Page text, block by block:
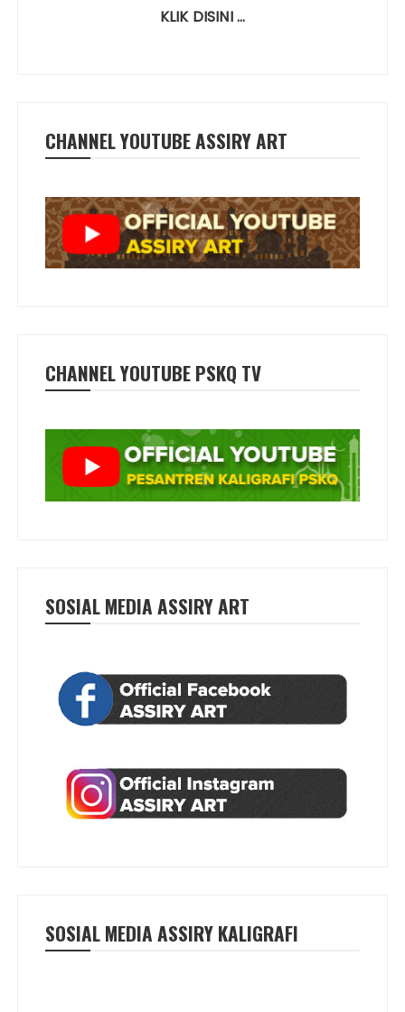
KLIK DISINI …
CHANNEL YOUTUBE ASSIRY ART
CHANNEL YOUTUBE PSKQ TV
SOSIAL MEDIA ASSIRY ART
SOSIAL MEDIA ASSIRY KALIGRAFI